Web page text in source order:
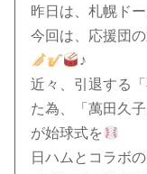
昨日は、札幌ドー
今回は、応援団
♪
近々、引退する
た為、「萬田久子
が始球式を
日ハムとコラボ